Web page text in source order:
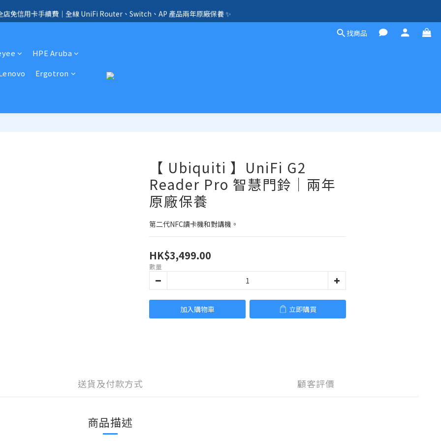
用卡手續費、購物滿 HK$1000，即享免運優惠！（SSD、HDD、UPS 除外）🛍️
店免信用卡手續費｜全線 UniFi Router、Switch、AP 產品兩年原廠保養 ✨
用卡手續費、購物滿 HK$1000，即享免運優惠！（SSD、HDD、UPS 除外）🛍️
找商品
HPE Aruba
Ergotron
【 Ubiquiti 】UniFi G2
Reader Pro 智慧門鈴｜兩年
原廠保養
第二代NFC讀卡機和對講機。
HK$3,499.00
數量
加入購物車 立即購買
送貨及付款方式 顧客評價
商品描述